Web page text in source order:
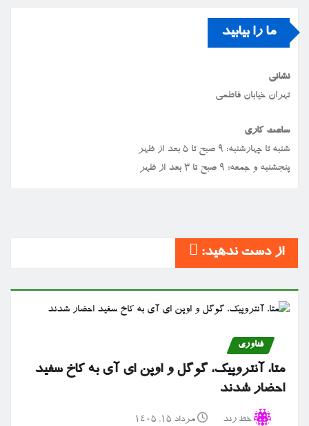
ما را بیابید
نشانی
تهران خیابان فاطمی
ساعت کاری
شنبه تا چهارشنبه: ۹ صبح تا ۵ بعد از ظهر
پنجشنبه و جمعه: ۹ صبح تا ۳ بعد از ظهر
از دست ندهید:
فناوری
متا، آنتروپیک، گوگل و اوپن ای آی به کاخ سفید
احضار شدند
خط رند مرداد ۱۵, ۱۴۰۵